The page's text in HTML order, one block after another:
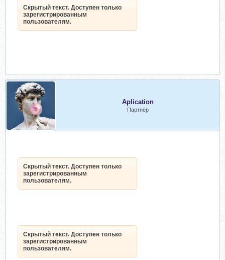
Скрытый текст. Доступен только
зарегистрированным
пользователям.
Aplication
Партнёр
Скрытый текст. Доступен только
зарегистрированным
пользователям.
Скрытый текст. Доступен только
зарегистрированным
пользователям.